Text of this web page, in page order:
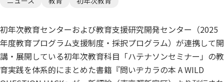
初年次教育センターおよび教育支援研究開発センター（2025
年度教育プログラム支援制度・採択プログラム）が連携して開
講・展開している初年次教育科目「ハテナソンセミナー」の教
育実践を体系的にまとめた書籍『問いヂカラの本 A WILD